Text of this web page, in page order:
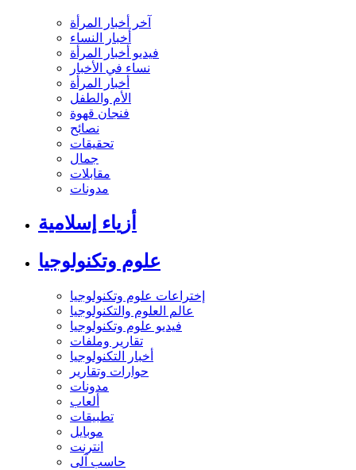
آخر أخبار المرأة
أخبار النساء
فيديو أخبار المرأة
نساء في الأخبار
أخبار المرأة
الأم والطفل
فنجان قهوة
نصائح
تحقيقات
جمال
مقابلات
مدونات
أزياء إسلامية
علوم وتكنولوجيا
إختراعات علوم وتكنولوجيا
عالم العلوم والتكنولوجيا
فيديو علوم وتكنولوجيا
تقارير وملفات
أخبار التكنولوجيا
حوارات وتقارير
مدونات
ألعاب
تطبيقات
موبايل
انترنت
حاسب آلى